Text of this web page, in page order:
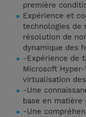
première
Expérience et
technologies de
résolution de
dynamique des
-Expérience de
Microsoft
virtualisation
-Une
base en matière
-Une